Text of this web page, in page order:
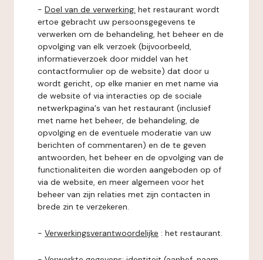
- Doel van de verwerking: het restaurant wordt
ertoe gebracht uw persoonsgegevens te
verwerken om de behandeling, het beheer en de
opvolging van elk verzoek (bijvoorbeeld,
informatieverzoek door middel van het
contactformulier op de website) dat door u
wordt gericht, op elke manier en met name via
de website of via interacties op de sociale
netwerkpagina's van het restaurant (inclusief
met name het beheer, de behandeling, de
opvolging en de eventuele moderatie van uw
berichten of commentaren) en de te geven
antwoorden, het beheer en de opvolging van de
functionaliteiten die worden aangeboden op of
via de website, en meer algemeen voor het
beheer van zijn relaties met zijn contacten in
brede zin te verzekeren.
- Verwerkingsverantwoordelijke : het restaurant.